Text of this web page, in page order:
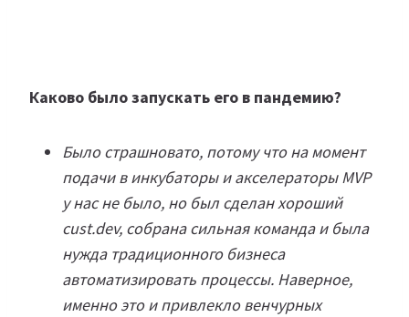
Каково было запускать его в пандемию?
Было страшновато, потому что на момент
подачи в инкубаторы и акселераторы MVP
у нас не было, но был сделан хороший
cust.dev, собрана сильная команда и была
нужда традиционного бизнеса
автоматизировать процессы. Наверное,
именно это и привлекло венчурных